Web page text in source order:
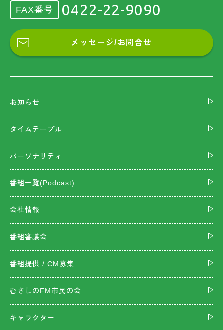
FAX番号 0422-22-9090
メッセージ/お問合せ
お知らせ
タイムテーブル
パーソナリティ
番組一覧(Podcast)
会社情報
番組審議会
番組提供 / CM募集
むさしのFM市民の会
キャラクター